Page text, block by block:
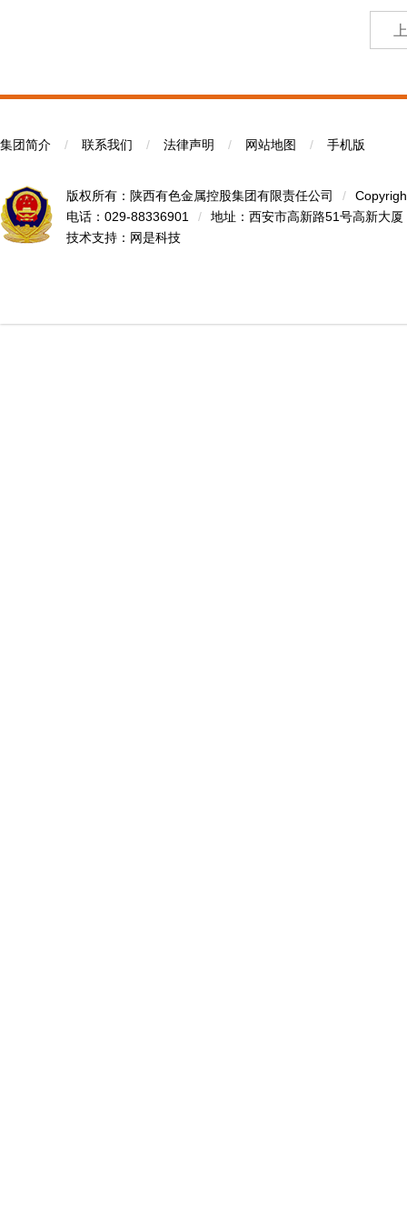
集团简介 / 联系我们 / 法律声明 / 网站地图 / 手机版
版权所有：陕西有色金属控股集团有限责任公司 /
电话：029-88336901
/
地址：西安市高新路51号高新大厦
技术支持： 网是科技